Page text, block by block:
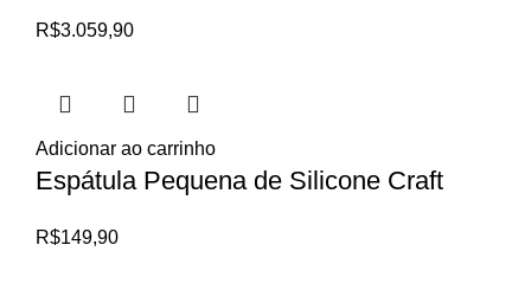
R$3.059,90
Adicionar ao carrinho
Espátula Pequena de Silicone Craft
R$149,90